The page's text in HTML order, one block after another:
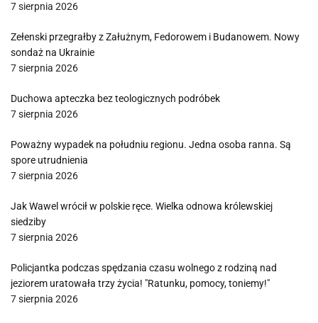
7 sierpnia 2026
Zełenski przegrałby z Załużnym, Fedorowem i Budanowem. Nowy
sondaż na Ukrainie
7 sierpnia 2026
Duchowa apteczka bez teologicznych podróbek
7 sierpnia 2026
Poważny wypadek na południu regionu. Jedna osoba ranna. Są
spore utrudnienia
7 sierpnia 2026
Jak Wawel wrócił w polskie ręce. Wielka odnowa królewskiej
siedziby
7 sierpnia 2026
Policjantka podczas spędzania czasu wolnego z rodziną nad
jeziorem uratowała trzy życia! "Ratunku, pomocy, toniemy!"
7 sierpnia 2026